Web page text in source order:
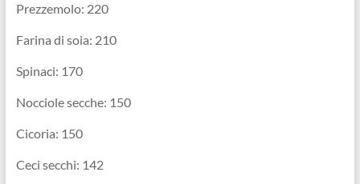
Prezzemolo: 220
Farina di soia: 210
Spinaci: 170
Nocciole secche: 150
Cicoria: 150
Ceci secchi: 142